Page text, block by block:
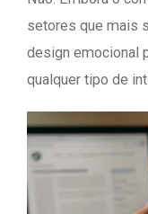
setores que mais
design emocional
qualquer tipo de